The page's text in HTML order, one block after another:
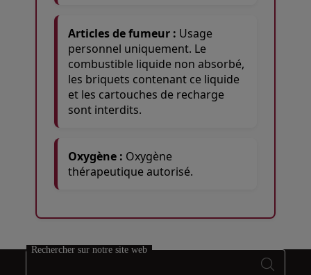
Articles de fumeur : Usage
personnel uniquement. Le
combustible liquide non absorbé,
les briquets contenant ce liquide
et les cartouches de recharge
sont interdits.
Oxygène : Oxygène
thérapeutique autorisé.
Rechercher sur notre site web